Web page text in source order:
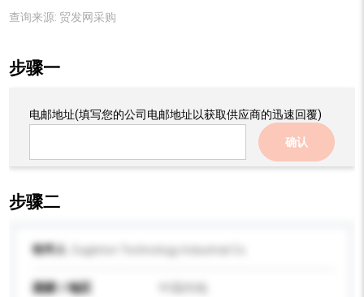
查询来源: 贸发网采购
步骤一
电邮地址(填写您的公司电邮地址以获取供应商的迅速回覆)
确认
步骤二
收件人
国家 / 地区